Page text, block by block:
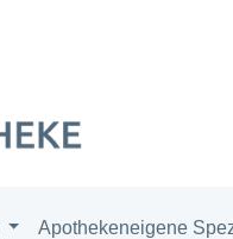
Apothekeneigene